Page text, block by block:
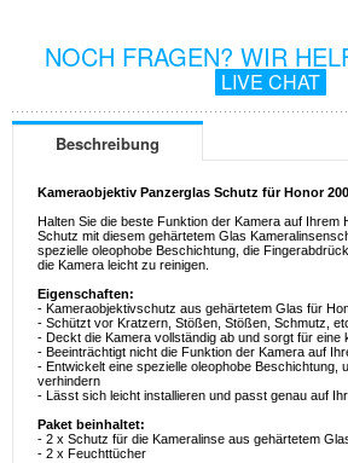
NOCH FRAGEN? WIR
LIVE CHAT
Beschreibung
Kameraobjektiv Panzerglas Schutz für Honor
Halten Sie die beste Funktion der Kamera auf Ihrem
Schutz mit diesem gehärtetem Glas
spezielle oleophobe Beschichtung, die
die Kamera leicht zu reinigen.
Eigenschaften:
- Kameraobjektivschutz aus gehärtetem Glas für
- Schützt vor Kratzern, Stößen, Stößen, Schmutz,
- Deckt die Kamera vollständig ab und sorgt für eine
- Beeinträchtigt nicht die Funktion der Kamera auf
- Entwickelt eine spezielle oleophobe Beschichtung,
verhindern
- Lässt sich leicht installieren und passt genau auf
Paket beinhaltet:
- 2 x Schutz für die Kameralinse aus gehärtetem
- 2 x Feuchttücher